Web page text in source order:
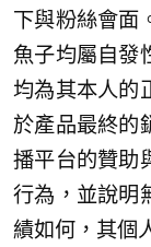
下與粉絲會面
魚子均屬自發
均為其本人的
於產品最終的
播平台的贊助
行為，並說明
績如何，其個